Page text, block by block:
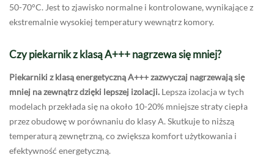
50-70°C. Jest to zjawisko normalne i kontrolowane, wynikające z
ekstremalnie wysokiej temperatury wewnątrz komory.
Czy piekarnik z klasą A+++ nagrzewa się mniej?
Piekarniki z klasą energetyczną A+++ zazwyczaj nagrzewają się
mniej na zewnątrz dzięki lepszej izolacji. Lepsza izolacja w tych
modelach przekłada się na około 10-20% mniejsze straty ciepła
przez obudowę w porównaniu do klasy A. Skutkuje to niższą
temperaturą zewnętrzną, co zwiększa komfort użytkowania i
efektywność energetyczną.